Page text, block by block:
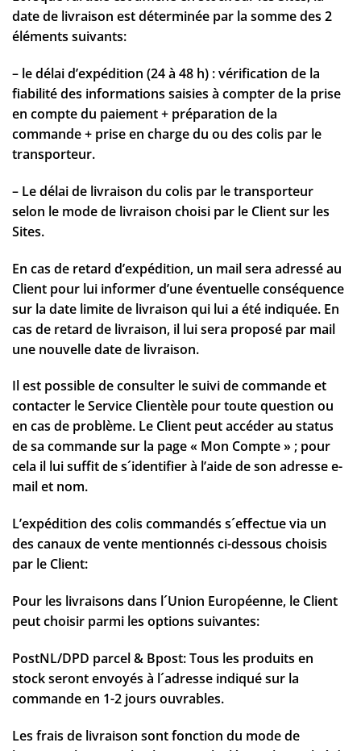
date de livraison est déterminée par la somme des 2
éléments suivants:
– le délai d’expédition (24 à 48 h) : vérification de la
fiabilité des informations saisies à compter de la prise
en compte du paiement + préparation de la
commande + prise en charge du ou des colis par le
transporteur.
– Le délai de livraison du colis par le transporteur
selon le mode de livraison choisi par le Client sur les
Sites.
En cas de retard d’expédition, un mail sera adressé au
Client pour lui informer d’une éventuelle conséquence
sur la date limite de livraison qui lui a été indiquée. En
cas de retard de livraison, il lui sera proposé par mail
une nouvelle date de livraison.
Il est possible de consulter le suivi de commande et
contacter le Service Clientèle pour toute question ou
en cas de problème. Le Client peut accéder au status
de sa commande sur la page « Mon Compte » ; pour
cela il lui suffit de s´identifier à l’aide de son adresse e-
mail et nom.
L’expédition des colis commandés s´effectue via un
des canaux de vente mentionnés ci-dessous choisis
par le Client:
Pour les livraisons dans l´Union Européenne, le Client
peut choisir parmi les options suivantes:
PostNL/DPD parcel & Bpost: Tous les produits en
stock seront envoyés à l´adresse indiqué sur la
commande en 1-2 jours ouvrables.
Les frais de livraison sont fonction du mode de